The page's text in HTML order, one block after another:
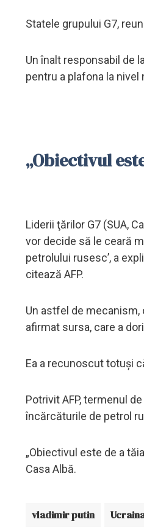
Statele grupului G7,
Un înalt responsabil de
pentru a plafona la
„Obiectivul
Liderii ţărilor G7 (SUA,
vor decide să le ceară
petrolului rusesc’, a
citează AFP.
Un astfel de mecanism,
afirmat sursa, care a
Ea a recunoscut totuşi
Potrivit AFP, termenul
încărcăturile de petrol
„Obiectivul este de a
Casa Albă.
vladimir putin